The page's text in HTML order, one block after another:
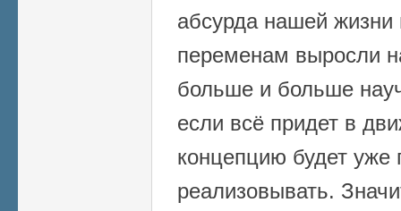
абсурда нашей жизни
переменам выросли
больше и больше
если всё придет в
концепцию будет уже
реализовывать.